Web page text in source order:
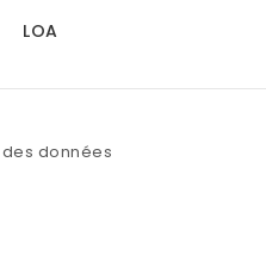
LOA
données